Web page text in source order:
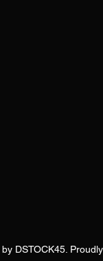
DSTOCK45.